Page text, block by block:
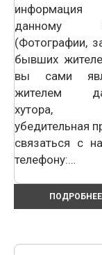
данному
(Фотографии,
бывших
вы сами
жителем
убедительная
связаться с
телефону:…